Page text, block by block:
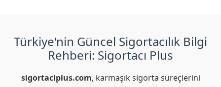
Türkiye'nin Güncel Sigortacılık Bilgi
Rehberi: Sigortacı Plus
sigortaciplus.com, karmaşık sigorta süreçlerini